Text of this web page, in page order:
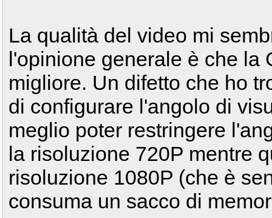
La qualità del video mi
l'opinione generale è che la
migliore. Un difetto che ho
di configurare l'angolo di
meglio poter restringere
la risoluzione 720P mentre
risoluzione 1080P (che è
consuma un sacco di